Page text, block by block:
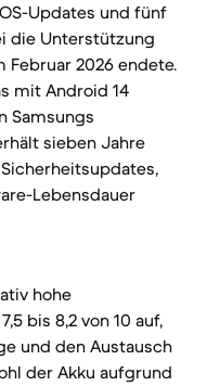
Updates und fünf
die Unterstützung
Februar 2026 endete.
mit Android 14
Samsungs
sieben Jahre
Lebensdauer
hohe
bis 8,2 von 10 auf,
und den Austausch
der Akku aufgrund